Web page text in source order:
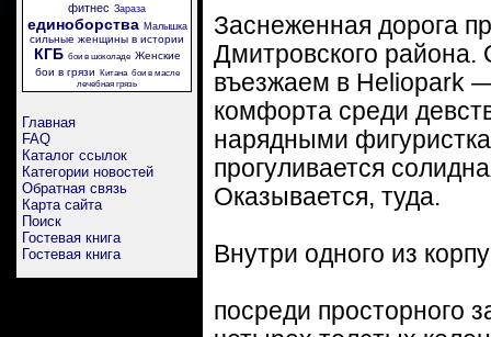
фитнес Зараза
единоборства Малышка
сильные женщины в истории
КГБ бои в шоколаде Женские
бои в грязи
Китана бои в масле
лечебная грязь
Главная
FAQ
Каталог ссылок
Категории новостей
Обратная связь
Карта сайта
Поиск
Гостевая книга
Гостевая книга
Заснеженная дорога
Дмитровского
въезжаем в Heliopark
комфорта среди
нарядными
прогуливается
Оказывается, туда.
Внутри одного из
посреди просторного